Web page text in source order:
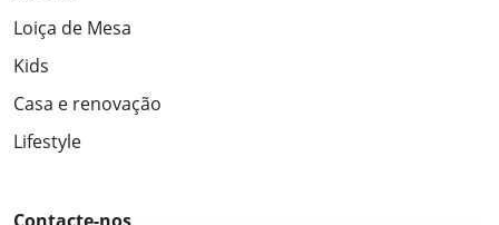
Loiça de Mesa
Kids
Casa e renovação
Lifestyle